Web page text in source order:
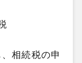
相続税の申